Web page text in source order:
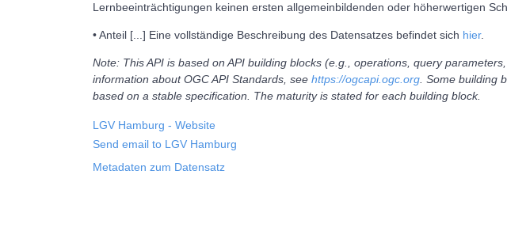
Lernbeeinträchtigungen keinen ersten allgemeinbildenden oder höherwertigen
• Anteil [...] Eine vollständige Beschreibung des Datensatzes befindet sich hier.
Note: This API is based on API building blocks (e.g., operations, query
information about OGC API Standards, see https://ogcapi.ogc.org . Some building
based on a stable specification. The maturity is stated for each building block.
LGV Hamburg - Website
Send email to LGV Hamburg
Metadaten zum Datensatz